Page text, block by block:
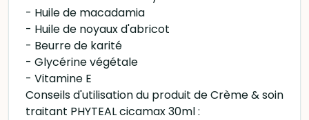
- Huile de macadamia
- Huile de noyaux d'abricot
- Beurre de karité
- Glycérine végétale
- Vitamine E
Conseils d'utilisation du produit de Crème & soin
traitant PHYTEAL cicamax 30ml :